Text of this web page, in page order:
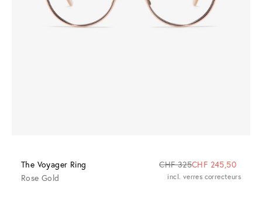
The Voyager Ring CHF 325CHF 245,50
Rose Gold
incl. verres correcteurs